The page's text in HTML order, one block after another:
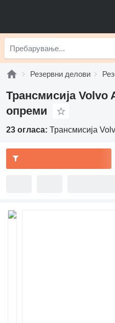
Резервни делови
Трансмисија Volvo
опреми
23 огласа: Трансмисија